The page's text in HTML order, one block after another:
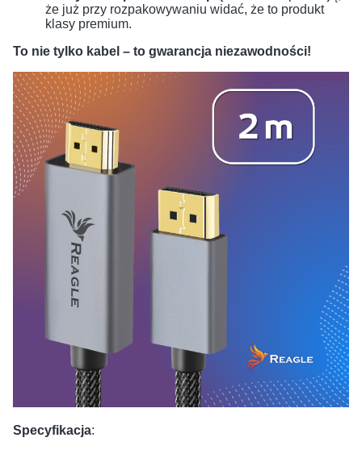
że już przy rozpakowywaniu widać, że to produkt
klasy premium.
To nie tylko kabel – to gwarancja niezawodności!
Specyfikacja: